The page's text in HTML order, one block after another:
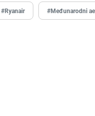
#Ryanair #Međunarodni